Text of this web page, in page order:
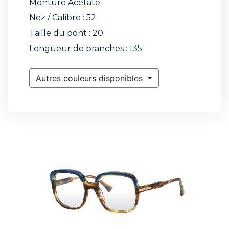
Monture Acétate
Nez / Calibre : 52
Taille du pont : 20
Longueur de branches : 135
Autres couleurs disponibles